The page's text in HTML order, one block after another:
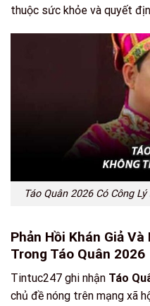
thuộc sức khỏe và quyết
Táo Quân 2026 Có Công
Phản Hồi Khán Giả
Trong Táo Quân 2026
Tintuc247 ghi nhận Táo
chủ đề nóng trên mạng xã